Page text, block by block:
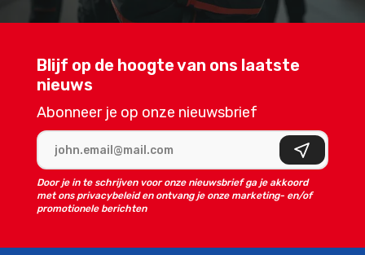
Blijf op de hoogte van ons laatste
nieuws
Abonneer je op onze nieuwsbrief
Aanmelden
Door je in te schrijven voor onze nieuwsbrief ga je akkoord
met ons privacybeleid en ontvang je onze marketing- en/of
promotionele berichten